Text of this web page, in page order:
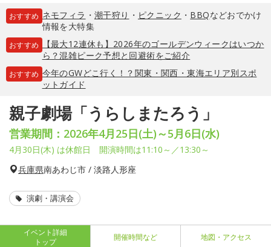
おすすめ ネモフィラ ・ 潮干狩り ・ ピクニック ・ BBQなどおでかけ
情報を大特集
おすすめ
【最大12連休も】2026年のゴールデンウィークはいつか
ら？混雑ピーク予想と回避術をご紹介
おすすめ 今年のGWどこ行く！？関東・関西・東海エリア別スポ
ットガイド
親子劇場「うらしまたろう」
営業期間：2026年4月25日(土)～5月6日(水)
4月30日(木) は休館日 開演時間は11:10～／13:30～
兵庫県南あわじ市 / 淡路人形座
演劇・講演会
イベント詳細
トップ
開催時間など 地図・アクセス